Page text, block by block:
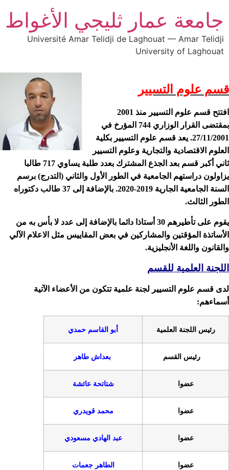
ثليجي الأغواط
Université Amar Telidji de
افتتح قسم علوم التسيير منذ 2001
بمقتضى القرار الوزاري 744 المؤرخ في
علوم التسيير بكلية
وعلوم التسيير
ثاني أكبر قسم بعد الجذع المشترك بعدد طلبة يساوي 717 طالبا
في الطور الأول والثاني (التدرج) برسم
السنة الجامعية الجارية 2019-2020. بالإضافة إلى 37 طالب دكتوراه
على تأطيرهم 30 أستاذا دائما بالإضافة إلى عدد لا بأس به من
في بعض المقاييس مثل الاعلام الآلي
علمية تتكون من الأعضاء الآتية
أبو القاسم حمدي
بعداش طاهر
شتاتحة عائشة
محمد قويدري
عبد الهادي مسعودي
الطاهر جعمات